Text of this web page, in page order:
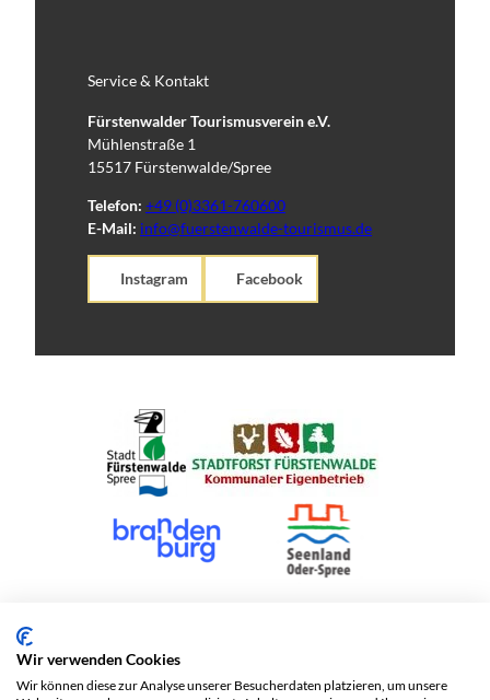
Service & Kontakt
Fürstenwalder Tourismusverein e.V.
Mühlenstraße 1
15517 Fürstenwalde/Spree
Telefon: +49 (0)3361-760600
E-Mail: info@fuerstenwalde-tourismus.de
Instagram Facebook
Impressum Datenschutz
Wir verwenden Cookies
Wir können diese zur Analyse unserer Besucherdaten platzieren, um unsere